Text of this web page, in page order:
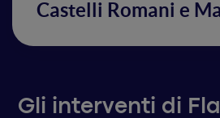
Castelli Romani e
Gli interventi di